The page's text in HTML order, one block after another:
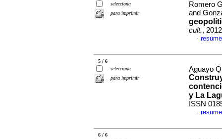
selecciona
para imprimir
Romero
and
cult.,
·
5 / 6
selecciona
para imprimir
Aguayo
y La
ISSN
·
6 / 6